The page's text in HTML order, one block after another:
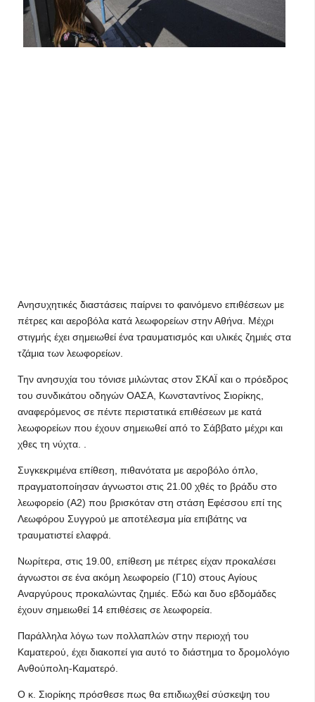
Ανησυχητικές διαστάσεις παίρνει το φαινόμενο επιθέσεων με
πέτρες και αεροβόλα κατά λεωφορείων στην Αθήνα. Μέχρι
στιγμής έχει σημειωθεί ένα τραυματισμός και υλικές ζημιές στα
τζάμια των λεωφορείων.
Την ανησυχία του τόνισε μιλώντας στον ΣΚΑΪ και ο πρόεδρος
του συνδικάτου οδηγών ΟΑΣΑ, Κωνσταντίνος Σιορίκης,
αναφερόμενος σε πέντε περιστατικά επιθέσεων με κατά
λεωφορείων που έχουν σημειωθεί από το Σάββατο μέχρι και
χθες τη νύχτα. .
Συγκεκριμένα επίθεση, πιθανότατα με αεροβόλο όπλο,
πραγματοποίησαν άγνωστοι στις 21.00 χθές το βράδυ στο
λεωφορείο (Α2) που βρισκόταν στη στάση Εφέσσου επί της
Λεωφόρου Συγγρού με αποτέλεσμα μία επιβάτης να
τραυματιστεί ελαφρά.
Νωρίτερα, στις 19.00, επίθεση με πέτρες είχαν προκαλέσει
άγνωστοι σε ένα ακόμη λεωφορείο (Γ10) στους Αγίους
Αναργύρους προκαλώντας ζημιές. Εδώ και δυο εβδομάδες
έχουν σημειωθεί 14 επιθέσεις σε λεωφορεία.
Παράλληλα λόγω των πολλαπλών στην περιοχή του
Καματερού, έχει διακοπεί για αυτό το διάστημα το δρομολόγιο
Ανθούπολη-Καματερό.
Ο κ. Σιορίκης πρόσθεσε πως θα επιδιωχθεί σύσκεψη του